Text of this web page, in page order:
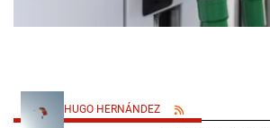
HUGO HERNÁNDEZ